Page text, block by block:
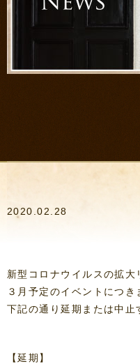
2020.02.28
新型コロナウイルスの拡大
３月予定のイベントにつき
下記の通り延期または中止
【延期】